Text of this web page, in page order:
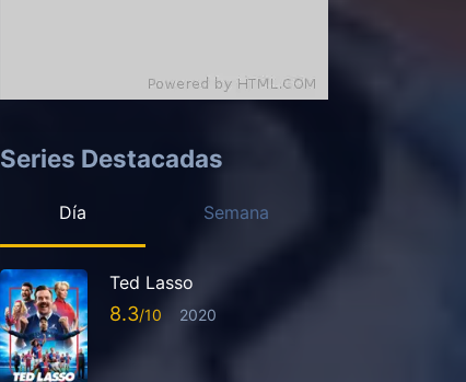
Series Destacadas
Día Semana
Ted Lasso
8.3 2020